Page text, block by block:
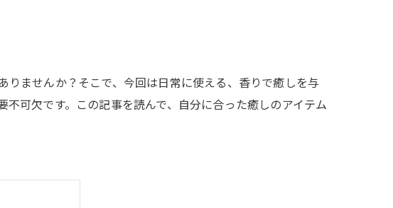
ませんか？そこで、今回は日常に使える、香りで癒しを与
可欠です。この記事を読んで、自分に合った癒しのアイテム